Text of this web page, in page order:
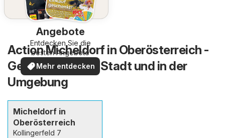
Angebote
Entdecken Sie die
besten Angebote
Mehr entdecken
Action Micheldorf in Oberösterreich -
Geschäfte in der Stadt und in der
Umgebung
Micheldorf in
Oberösterreich
Kollingerfeld 7